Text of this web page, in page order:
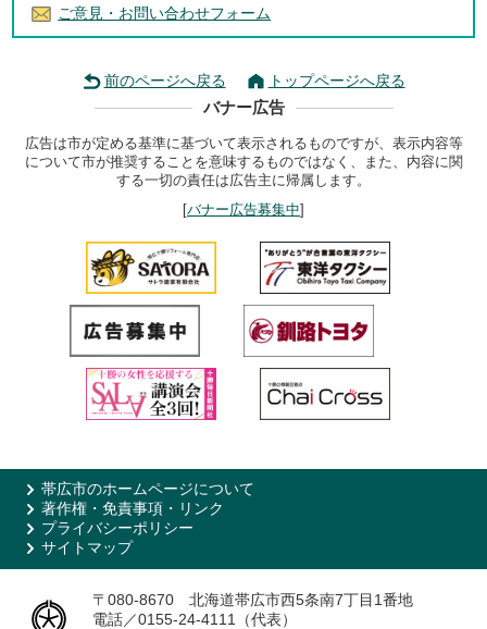
ご意見・お問い合わせフォーム
前のページへ戻る トップページへ戻る
バナー広告
広告は市が定める基準に基づいて表示されるものですが、表示内容等
について市が推奨することを意味するものではなく、また、内容に関
する一切の責任は広告主に帰属します。
[バナー広告募集中]
帯広市のホームページについて
著作権・免責事項・リンク
プライバシーポリシー
サイトマップ
〒080-8670 北海道帯広市西5条南7丁目1番地
電話／0155-24-4111（代表）